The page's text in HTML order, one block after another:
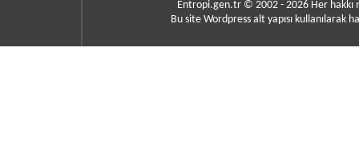
Entropi.gen.tr © 2002 - 2026 Her hakkı
Bu site Wordpress alt yapısı kullanılarak